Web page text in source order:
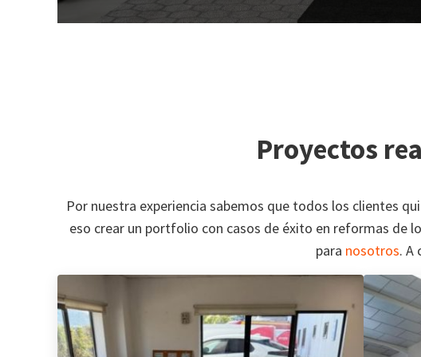
Proyectos
Por nuestra experiencia sabemos que todos los clientes
eso crear un portfolio con casos de éxito en reformas de
para nosotros. A